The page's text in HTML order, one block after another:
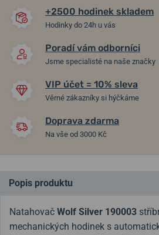
+2500 hodinek skladem
Hodinky do 24h u vás
Poradí vám odborníci
Jsme specialisté na naše značky
VIP účet = 10% sleva
Věrné zákazníky si hýčkáme
Doprava zdarma
Na vše od 3000 Kč
Popis produktu
Natahovač Wolf Silver 190003
mechanických hodinek s